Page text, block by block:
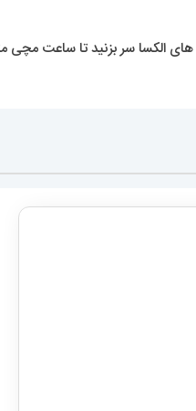
سر بزنید تا ساعت مچی